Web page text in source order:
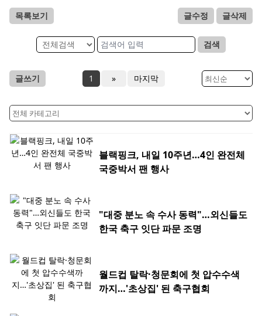
목록보기 글수정 글삭제
검색
글쓰기 1 » 마지막
블랙핑크, 내일 10주년…4인 완전체
국중박서 팬 행사
"대중 분노 속 수사 동력"…외신들도
한국 축구 잇단 파문 조명
월드컵 탈락·청문회에 첫 압수수색
까지…'초상집' 된 축구협회